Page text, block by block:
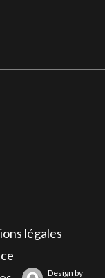
légales
Design by